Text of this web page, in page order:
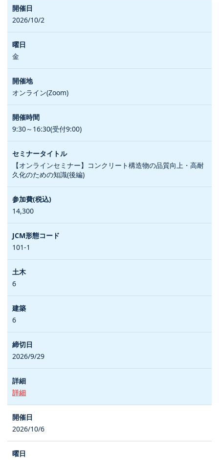
2026/10/2
金
オンライン(Zoom)
9:30～16:30(受付9:00)
【オンラインセミナー】コンクリート構造物の品質向上・高耐
久化のための知識(後編)
14,300
101-1
6
6
2026/9/29
詳細
2026/10/6